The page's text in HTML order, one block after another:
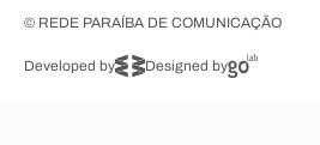
© REDE PARAÍBA DE COMUNICAÇÃO
Developed by Designed by